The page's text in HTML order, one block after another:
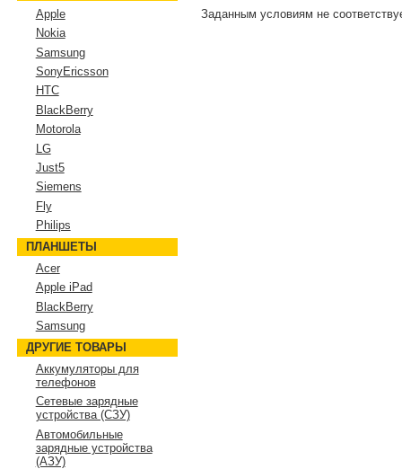
Заданным условиям не
Apple
Nokia
Samsung
SonyEricsson
HTC
BlackBerry
Motorola
LG
Just5
Siemens
Fly
Philips
ПЛАНШЕТЫ
Acer
Apple iPad
BlackBerry
Samsung
ДРУГИЕ ТОВАРЫ
Аккумуляторы для
телефонов
Сетевые зарядные
устройства (СЗУ)
Автомобильные
зарядные устройства
(АЗУ)